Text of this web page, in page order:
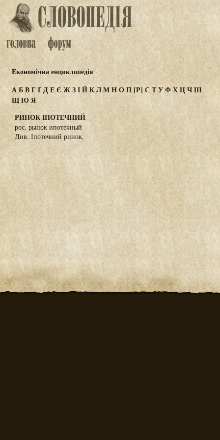
Eкономічна енциклопедія
АБВГҐДЕЄ ЖЗІЙКЛМНОП[Р] С ТУФХЦЧШ
ЩЮ Я
РИНОК ІПОТЕЧНИЙ
рос. рынок ипотечный
Див. Іпотечний ринок.